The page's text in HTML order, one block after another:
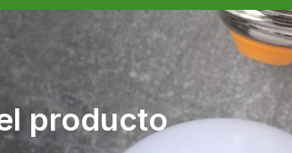
producto